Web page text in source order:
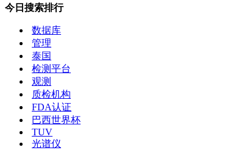
今日搜索排行
数据库
管理
泰国
检测平台
观测
质检机构
FDA认证
巴西世界杯
TUV
光谱仪